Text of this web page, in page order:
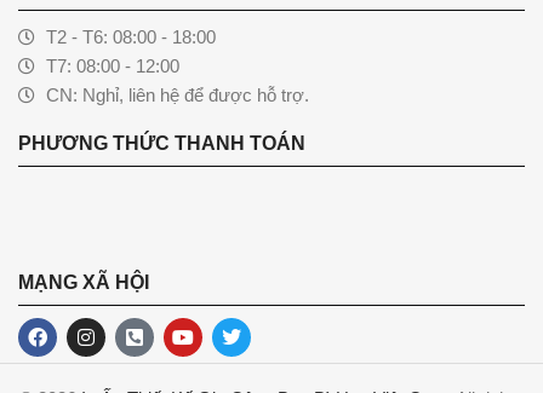
T2 - T6: 08:00 - 18:00
T7: 08:00 - 12:00
CN: Nghỉ, liên hệ để được hỗ trợ.
PHƯƠNG THỨC THANH TOÁN
MẠNG XÃ HỘI